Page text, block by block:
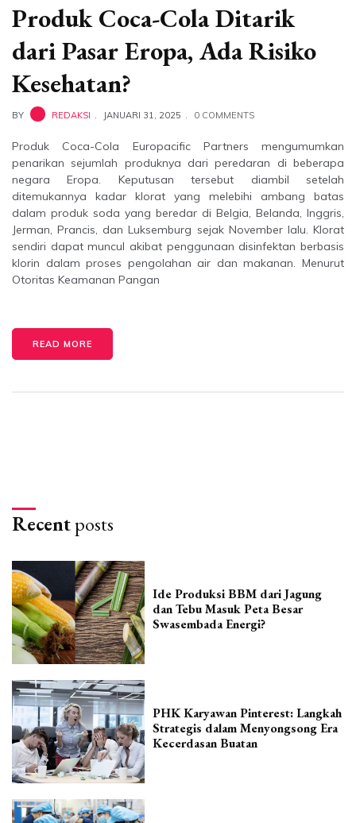
Produk Coca-Cola Ditarik
dari Pasar Eropa, Ada Risiko
Kesehatan?
BY REDAKSI JANUARI 31, 2025 0 COMMENTS
Produk Coca-Cola Europacific Partners mengumumkan
penarikan sejumlah produknya dari peredaran di beberapa
negara Eropa. Keputusan tersebut diambil setelah
ditemukannya kadar klorat yang melebihi ambang batas
dalam produk soda yang beredar di Belgia, Belanda, Inggris,
Jerman, Prancis, dan Luksemburg sejak November lalu. Klorat
sendiri dapat muncul akibat penggunaan disinfektan berbasis
klorin dalam proses pengolahan air dan makanan. Menurut
Otoritas Keamanan Pangan
READ MORE
Recentposts
Ide Produksi BBM dari Jagung
dan Tebu Masuk Peta Besar
Swasembada Energi?
PHK Karyawan Pinterest: Langkah
Strategis dalam Menyongsong Era
Kecerdasan Buatan